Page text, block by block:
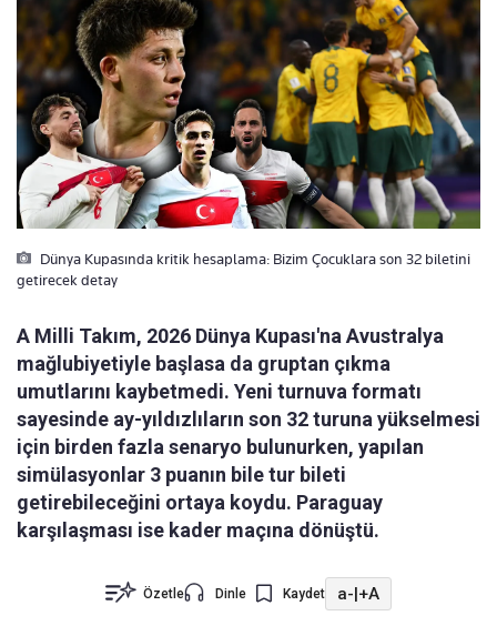
Dünya Kupasında kritik hesaplama: Bizim Çocuklara son 32 biletini
getirecek detay
A Milli Takım, 2026 Dünya Kupası'na Avustralya
mağlubiyetiyle başlasa da gruptan çıkma
umutlarını kaybetmedi. Yeni turnuva formatı
sayesinde ay-yıldızlıların son 32 turuna yükselmesi
için birden fazla senaryo bulunurken, yapılan
simülasyonlar 3 puanın bile tur bileti
getirebileceğini ortaya koydu. Paraguay
karşılaşması ise kader maçına dönüştü.
Özetle Dinle Kaydet a-|+A